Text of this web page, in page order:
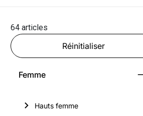
64 articles
Réinitialiser
Femme
Hauts femme